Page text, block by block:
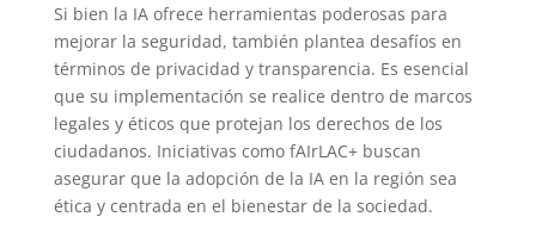
Si bien la IA ofrece herramientas poderosas para
mejorar la seguridad, también plantea desafíos en
términos de privacidad y transparencia. Es esencial
que su implementación se realice dentro de marcos
legales y éticos que protejan los derechos de los
ciudadanos. Iniciativas como fAIrLAC+ buscan
asegurar que la adopción de la IA en la región sea
ética y centrada en el bienestar de la sociedad.